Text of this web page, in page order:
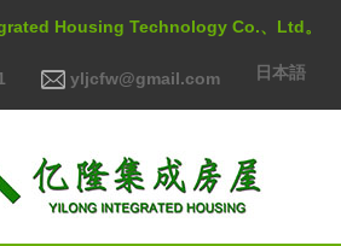
Housing Technology Co.、Ltd。
yljcfw@gmail.com 日本語